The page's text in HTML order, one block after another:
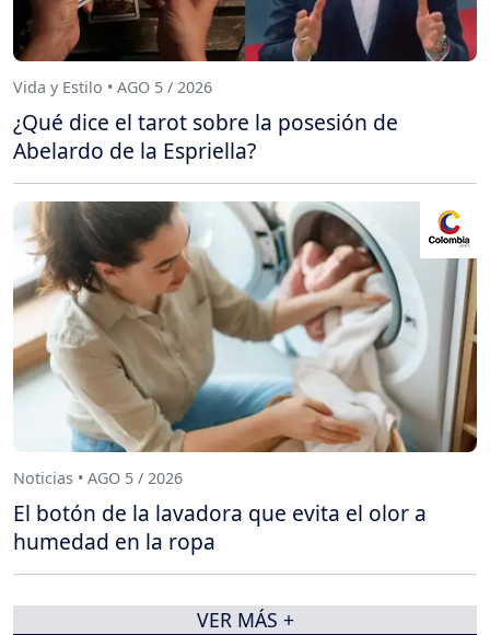
Vida y Estilo • AGO 5 / 2026
¿Qué dice el tarot sobre la posesión de
Abelardo de la Espriella?
Noticias • AGO 5 / 2026
El botón de la lavadora que evita el olor a
humedad en la ropa
VER MÁS +